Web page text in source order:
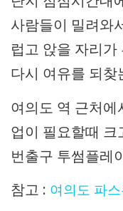
사람들이 밀려와
럽고 앉을 자리
다시 여유를 되찾
여의도 역 근처
업이 필요할때
번출구 투썸플레
참고 : 여의도 파